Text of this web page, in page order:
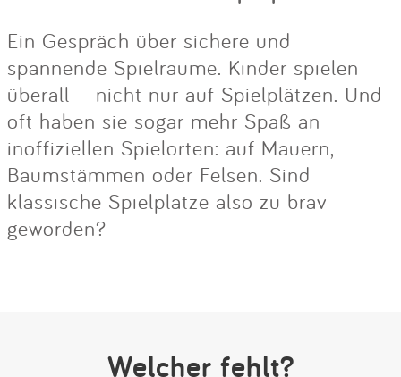
Ein Gespräch über sichere und
spannende Spielräume. Kinder spielen
überall – nicht nur auf Spielplätzen. Und
oft haben sie sogar mehr Spaß an
inoffiziellen Spielorten: auf Mauern,
Baumstämmen oder Felsen. Sind
klassische Spielplätze also zu brav
geworden?
Welcher fehlt?